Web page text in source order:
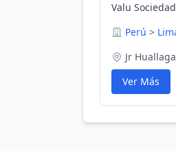
Valu
Perú >
Jr
Ver Más